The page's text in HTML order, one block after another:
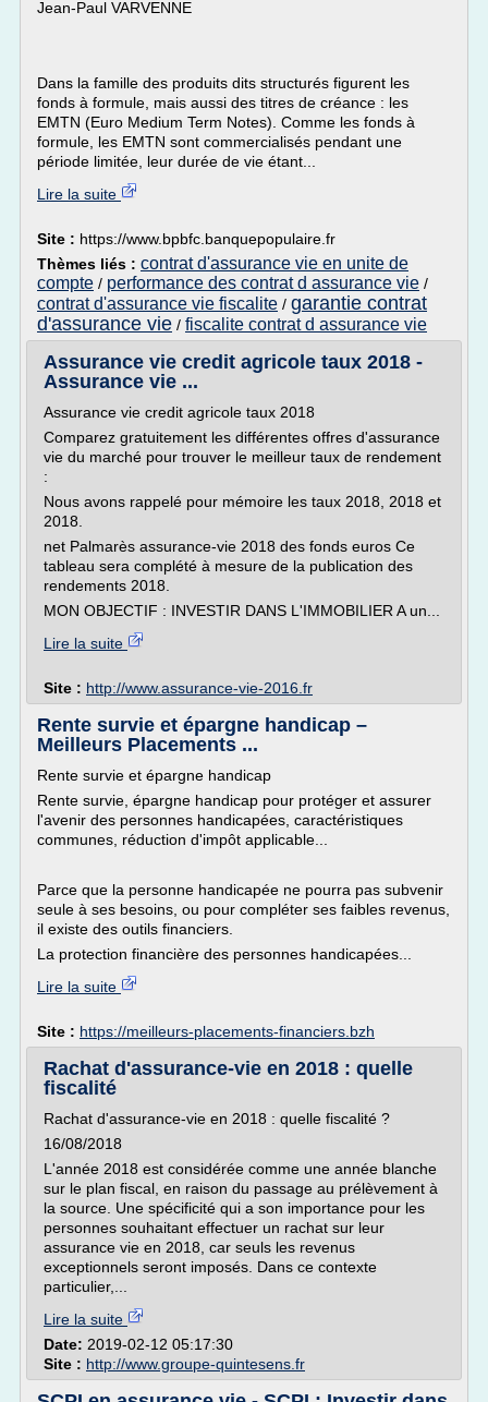
Jean-Paul VARVENNE
Dans la famille des produits dits structurés figurent les
fonds à formule, mais aussi des titres de créance : les
EMTN (Euro Medium Term Notes). Comme les fonds à
formule, les EMTN sont commercialisés pendant une
période limitée, leur durée de vie étant...
Lire la suite
Site : https://www.bpbfc.banquepopulaire.fr
Thèmes liés : contrat d'assurance vie en unite de
compte / performance des contrat d assurance vie /
contrat d'assurance vie fiscalite / garantie contrat
d'assurance vie / fiscalite contrat d assurance vie
Assurance vie credit agricole taux 2018 -
Assurance vie ...
Assurance vie credit agricole taux 2018
Comparez gratuitement les différentes offres d'assurance
vie du marché pour trouver le meilleur taux de rendement
:
Nous avons rappelé pour mémoire les taux 2018, 2018 et
2018.
net Palmarès assurance-vie 2018 des fonds euros Ce
tableau sera complété à mesure de la publication des
rendements 2018.
MON OBJECTIF : INVESTIR DANS L'IMMOBILIER A un...
Lire la suite
Site : http://www.assurance-vie-2016.fr
Rente survie et épargne handicap –
Meilleurs Placements ...
Rente survie et épargne handicap
Rente survie, épargne handicap pour protéger et assurer
l'avenir des personnes handicapées, caractéristiques
communes, réduction d'impôt applicable...
Parce que la personne handicapée ne pourra pas subvenir
seule à ses besoins, ou pour compléter ses faibles revenus,
il existe des outils financiers.
La protection financière des personnes handicapées...
Lire la suite
Site : https://meilleurs-placements-financiers.bzh
Rachat d'assurance-vie en 2018 : quelle
fiscalité
Rachat d'assurance-vie en 2018 : quelle fiscalité ?
16/08/2018
L'année 2018 est considérée comme une année blanche
sur le plan fiscal, en raison du passage au prélèvement à
la source. Une spécificité qui a son importance pour les
personnes souhaitant effectuer un rachat sur leur
assurance vie en 2018, car seuls les revenus
exceptionnels seront imposés. Dans ce contexte
particulier,...
Lire la suite
Date: 2019-02-12 05:17:30
Site : http://www.groupe-quintesens.fr